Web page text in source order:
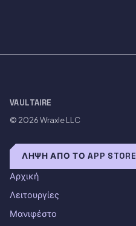
VAULTAIRE
© 2026Wraxle LLC
ΛΉΨΗ ΑΠΌ ΤΟ APP STORE
Αρχική
Λειτουργίες
Μανιφέστο